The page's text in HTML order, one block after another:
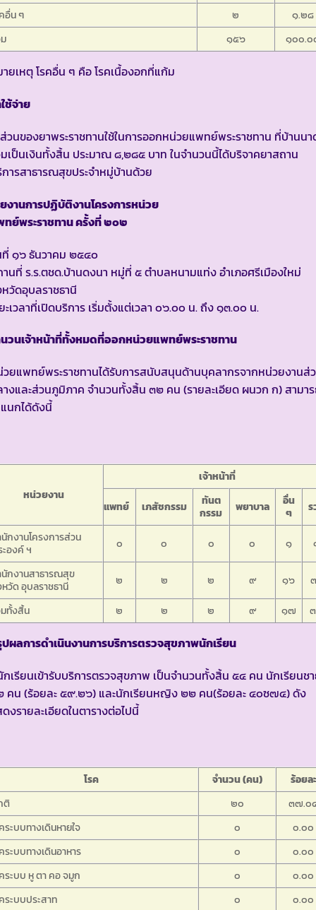
อื่น ๆ
๒
๑.๒๘
๑๕๖ ๑๐๐.๐
ยเหตุ โรคอื่น ๆ คือ โรคเนื้องอกที่แก้ม
ช้จ่าย
วนของยาพระราชทานใช้ในการออกหน่วยแพทย์พระราชทาน ที่บ้านน
เป็นเงินทั้งสิ้น ประมาณ ๘,๒๘๕ บาท ในจำนวนนี้ได้บริจาคยาสถาน
ารสาธารณสุขประจำหมู่บ้านด้วย
งานการปฏิบัติงานโครงการหน่วย
ย์พระราชทาน ครั้งที่ ๒๐๒
๑๖ ธันวาคม ๒๕๔๐
นที่ ร.ร.ตชด.บ้านดงนา หมู่ที่ ๕ ตำบลหนามแท่ง อำเภอศรีเมืองใหม่
วัดอุบลราชธานี
ะเวลาที่เปิดบริการ เริ่มตั้งแต่เวลา ๐๖.๐๐ น. ถึง ๑๓.๐๐ น.
วนเจ้าหน้าที่ทั้งหมดที่ออกหน่วยแพทย์พระราชทาน
ยแพทย์พระราชทานได้รับการสนับสนุนด้านบุคลากรจากหน่วยงานส่
งและส่วนภูมิภาค จำนวนทั้งสิ้น ๓๒ คน (รายละเอียด ผนวก ก) สามา
นกได้ดังนี้
หน่วยงาน
เจ้าหน้าที่
แพทย์
เภสัชกรรม
ทันต
กรรม
พยาบาล
อื่น
ๆ
กงานโครงการส่วน
องค์ ฯ
๐ ๐ ๐ ๐ ๑
กงานสาธารณสุข
วัด อุบลราชธานี
๒ ๒ ๒ ๙ ๑๖
ทั้งสิ้น
๒ ๒ ๒ ๙ ๑๗
ผลการดำเนินงานการบริการตรวจสุขภาพนักเรียน
เรียนเข้ารับบริการตรวจสุขภาพ เป็นจำนวนทั้งสิ้น ๕๔ คน นักเรียนช
คน (ร้อยละ ๕๙.๒๖) และนักเรียนหญิง ๒๒ คน(ร้อยละ ๔๐ซ๗๔) ดัง
งรายละเอียดในตารางต่อไปนี้
โรค จำนวน (คน)
ร้อยละ
ติ
๒๐
๓๗.๐
ระบบทางเดินหายใจ
๐
๐.๐๐
ระบบทางเดินอาหาร
๐
๐.๐๐
ระบบ หู ตา คอ จมูก
๐
๐.๐๐
ระบบประสาท
๐
๐.๐๐